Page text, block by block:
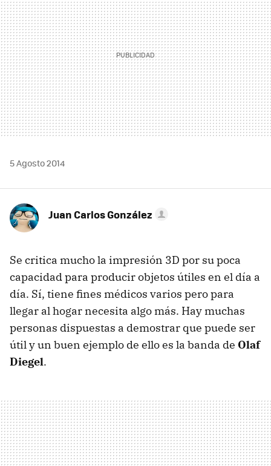
5 Agosto 2014
Juan Carlos González
Se critica mucho la impresión 3D por su poca
capacidad para producir objetos útiles en el día a
día. Sí, tiene fines médicos varios pero para
llegar al hogar necesita algo más. Hay muchas
personas dispuestas a demostrar que puede ser
útil y un buen ejemplo de ello es la banda de Olaf
Diegel.